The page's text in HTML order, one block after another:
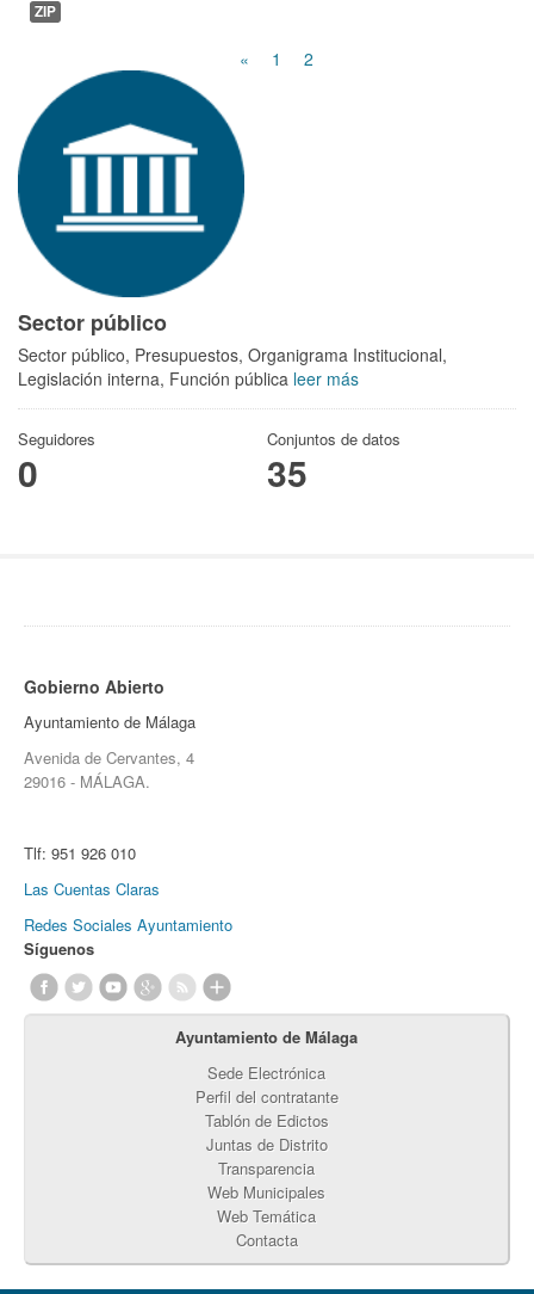
ZIP
« 1 2
Sector público
Sector público, Presupuestos, Organigrama Institucional,
Legislación interna, Función pública leer más
Seguidores
0
Conjuntos de datos
35
Gobierno Abierto
Ayuntamiento de Málaga
Avenida de Cervantes, 4
29016 - MÁLAGA.
Tlf: 951 926 010
Las Cuentas Claras
Redes Sociales Ayuntamiento
Síguenos
Ayuntamiento de Málaga
Sede Electrónica
Perfil del contratante
Tablón de Edictos
Juntas de Distrito
Transparencia
Web Municipales
Web Temática
Contacta